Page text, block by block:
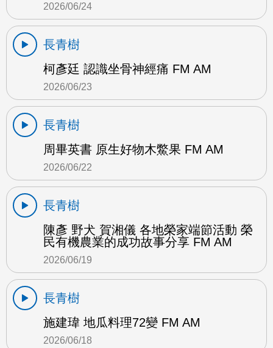
2026/06/24
長青樹
柯彥廷 認識坐骨神經痛 FM AM
2026/06/23
長青樹
周畢英書 原生好物木鱉果 FM AM
2026/06/22
長青樹
陳彥 野犬 賀湘儀 各地榮家端節活動 榮
民有機農業的成功故事分享 FM AM
2026/06/19
長青樹
施建瑋 地瓜料理72變 FM AM
2026/06/18